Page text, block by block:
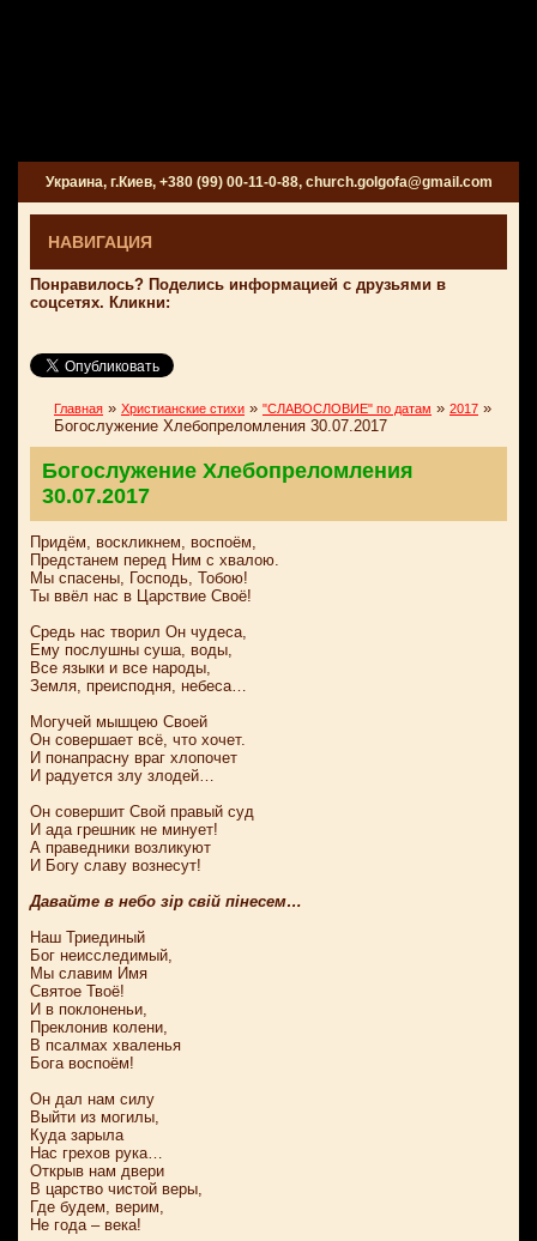
Украина, г.Киев, +380 (99) 00-11-0-88, church.golgofa@gmail.com
НАВИГАЦИЯ
Понравилось? Поделись информацией с друзьями в
соцсетях. Кликни:
Главная » Христианские стихи » "СЛАВОСЛОВИЕ" по датам » 2017 »
Богослужение Хлебопреломления 30.07.2017
Богослужение Хлебопреломления
30.07.2017
Придём, воскликнем, воспоём,
Предстанем перед Ним с хвалою.
Мы спасены, Господь, Тобою!
Ты ввёл нас в Царствие Своё!
Средь нас творил Он чудеса,
Ему послушны суша, воды,
Все языки и все народы,
Земля, преисподня, небеса…
Могучей мышцею Своей
Он совершает всё, что хочет.
И понапрасну враг хлопочет
И радуется злу злодей…
Он совершит Свой правый суд
И ада грешник не минует!
А праведники возликуют
И Богу славу вознесут!
Давайте в небо зір свій пінесем…
Наш Триединый
Бог неисследимый,
Мы славим Имя
Святое Твоё!
И в поклоненьи,
Преклонив колени,
В псалмах хваленья
Бога воспоём!
Он дал нам силу
Выйти из могилы,
Куда зарыла
Нас грехов рука…
Открыв нам двери
В царство чистой веры,
Где будем, верим,
Не года – века!